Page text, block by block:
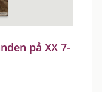
på XX 7-